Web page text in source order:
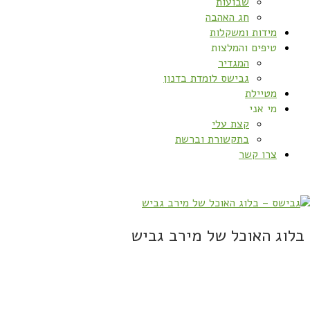
חג האהבה
מידות ומשקלות
טיפים והמלצות
המגדיר
גבישס לומדת בדנון
מטיילת
מי אני
קצת עלי
בתקשורת וברשת
צרו קשר
בלוג האוכל של מירב גביש